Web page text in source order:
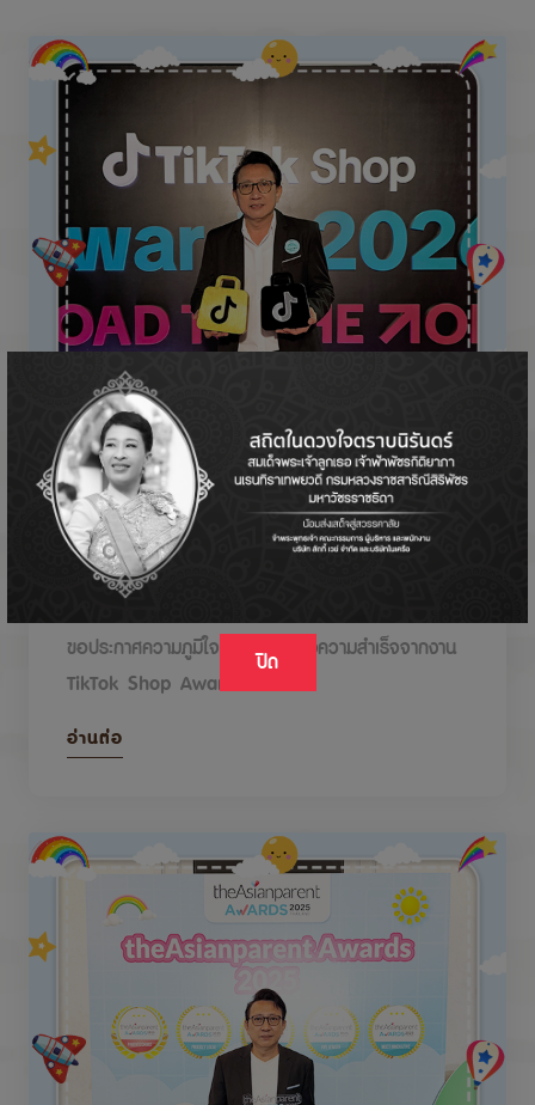
ปิด
DODOLOVE รับรางวัลในงาน TikTok Shop
Awards 2026
ขอประกาศความภูมิใจกับรางวัลแห่งความสำเร็จจากงาน
TikTok Shop Awards 2026
อ่านต่อ